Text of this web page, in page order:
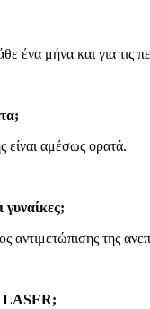
ένα μήνα και για
είναι αμέσως ορατά.
της
LASER;